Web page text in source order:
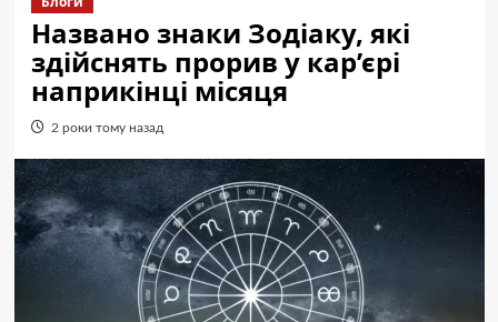
Названо знаки Зодіаку, які
здійснять прорив у кар’єрі
наприкінці місяця
2 роки тому назад